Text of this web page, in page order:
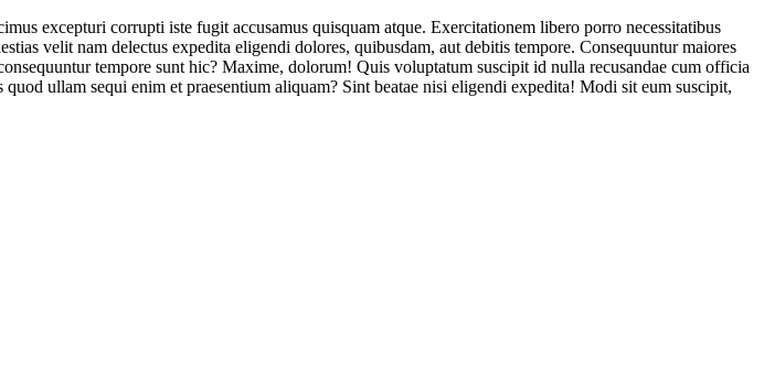
excepturi corrupti iste fugit accusamus quisquam atque. Exercitationem libero porro necessitatibus
velit nam delectus expedita eligendi dolores, quibusdam, aut debitis tempore. Consequuntur maiores
tempore sunt hic? Maxime, dolorum! Quis voluptatum suscipit id nulla recusandae cum officia
ullam sequi enim et praesentium aliquam? Sint beatae nisi eligendi expedita! Modi sit eum suscipit,